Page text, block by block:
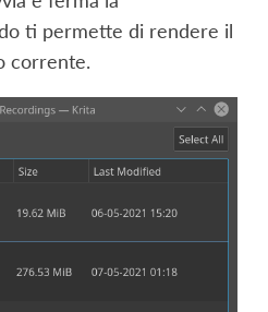
ti permette di rendere il
corrente.